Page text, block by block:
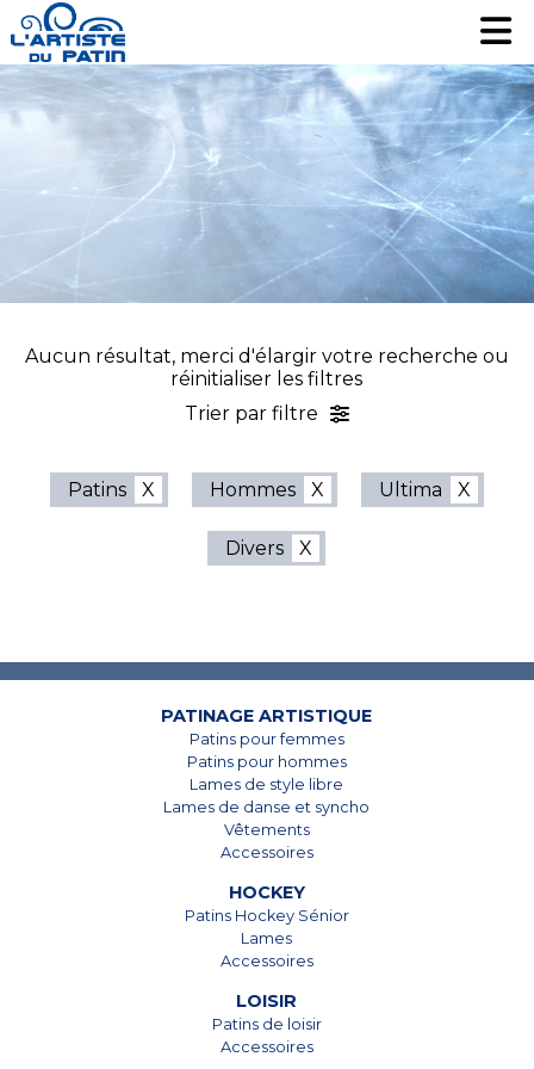
Hockey
Liquidation
Nous contacter
EN
7825, Boul. Taschereau
Brossard, Qc
J4Y 1A4
450 678-5442
Aucun résultat, merci d'élargir votre recherche ou
réinitialiser les filtres
Trier par filtre
Patins Hommes Ultima
Divers
PATINAGE ARTISTIQUE
Patins pour femmes
Patins pour hommes
Lames de style libre
Lames de danse et syncho
Vêtements
Accessoires
HOCKEY
Patins Hockey Sénior
Lames
Accessoires
LOISIR
Patins de loisir
Accessoires
Hockey
Liquidation
Nous contacter
EN
7825, Boul. Taschereau
Brossard, Qc
J4Y 1A4
450 678-5442